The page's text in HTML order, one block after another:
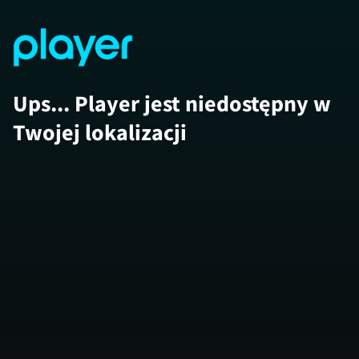
Ups... Player jest niedostępny w
Twojej lokalizacji